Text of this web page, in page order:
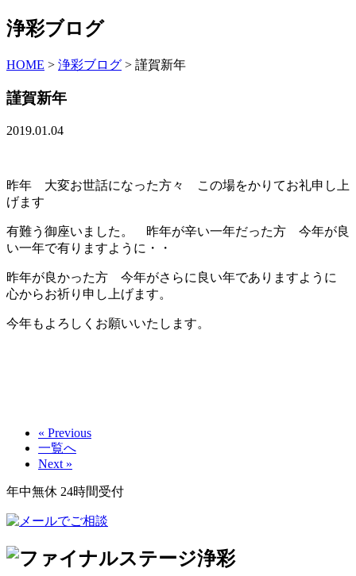
浄彩ブログ
HOME > 浄彩ブログ > 謹賀新年
謹賀新年
2019.01.04
昨年 大変お世話になった方々 この場をかりてお礼申し上
げます
有難う御座いました。 昨年が辛い一年だった方 今年が良
い一年で有りますように・・
昨年が良かった方 今年がさらに良い年でありますように
心からお祈り申し上げます。
今年もよろしくお願いいたします。
« Previous
一覧へ
Next »
年中無休 24時間受付